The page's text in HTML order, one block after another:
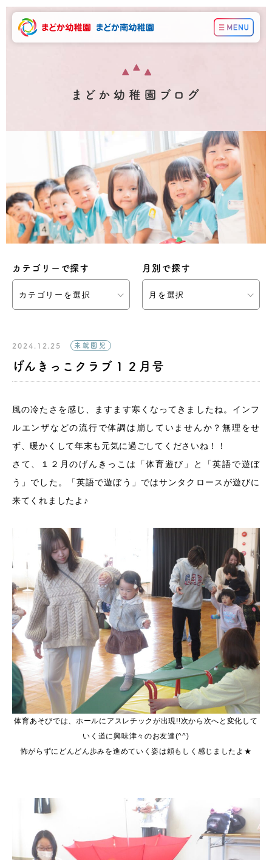
カテゴリーで探す
カテゴリーを選択
月別で探す
月を選択
2024.12.25 未就園児
げんきっこクラブ１２月号
風の冷たさを感じ、ますます寒くなってきましたね。インフ
ルエンザなどの流行で体調は崩していませんか？無理をせ
ず、暖かくして年末も元気に過ごしてくださいね！！
さて、１２月のげんきっこは「体育遊び」と「英語で遊ぼ
う」でした。「英語で遊ぼう」ではサンタクロースが遊びに
来てくれましたよ♪
体育あそびでは、ホールにアスレチックが出現!!次から次へと変化して
いく道に興味津々のお友達(^^)
怖がらずにどんどん歩みを進めていく姿は頼もしく感じましたよ★